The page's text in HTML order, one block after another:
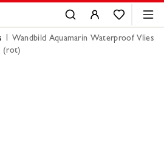
Wandbild Aquamarin Waterproof Vlies
(rot)